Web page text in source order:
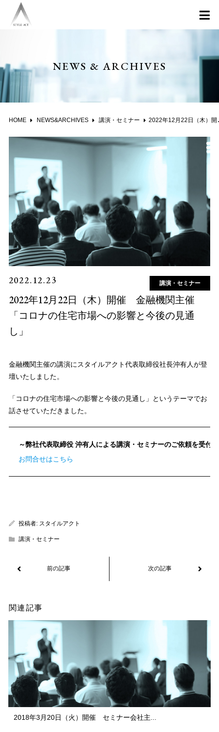
NEWS & ARCHIVES
HOME NEWS&ARCHIVES 講演・セミナー 2022年12月22日（木）開催 金融機関主催「コロナの住宅市場への影響と今後の見通し」
2022.12.23 講演・セミナー
2022年12月22日（木）開催 金融機関主催
「コロナの住宅市場への影響と今後の見通
し」
金融機関主催の講演にスタイルアクト代表取締役社長沖有人が登
壇いたしました。
「コロナの住宅市場への影響と今後の見通し」というテーマでお
話させていただきました。
～弊社代表取締役 沖有人による講演・セミナーのご依頼を受付
お問合せはこちら
投稿者: スタイルアクト
講演・セミナー
関連記事
2018年3月20日（火）開催 セミナー会社主...